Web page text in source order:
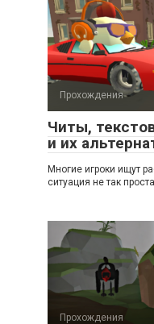
Прохождения
Читы,
и их
Многие игроки ищут
ситуация не так
Прохождения